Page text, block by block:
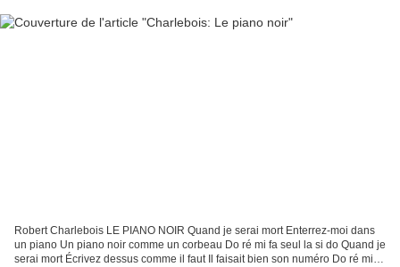
Robert Charlebois LE PIANO NOIR Quand je serai mort Enterrez-moi dans
un piano Un piano noir comme un corbeau Do ré mi fa seul la si do Quand je
serai mort Écrivez dessus comme il faut Il faisait bien son numéro Do ré mi fa